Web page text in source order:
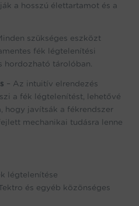
a hosszú élettartamot és a
szükséges eszközt
fék légtelenítési
hordozható tárolóban.
– Az intuitív elrendezés
a fék légtelenítést, lehetővé
hogy javítsák a fékrendszer
mechanikai tudásra lenne
légtelenítése
és egyéb közönséges